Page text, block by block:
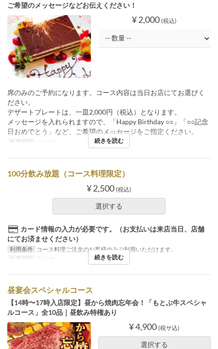
ご希望のメッセージなどお伝えください！
¥ 2,000 (税込)
席のみのご予約になります。コース内容は当日お店にてお選びく
ださい。
デザートプレートは、一皿2,000円（税込）となります。
メッセージを入れられますので、「Happy Birthday ○○」「○○記念
日おめでとう」など、ご希望のメッセージをご指定ください。
食事時間 ディナー 続きを読む
100分飲み放題（コース料理限定）
¥ 2,500 (税込)
選択する
カード情報の入力が必要です。（お支払いは来店当日、店舗
にてお済ませください）
利用条件
コース料理ご注文のお客様のみご利用いただけます。
食事時間
ディナー 続きを読む
昼宴会スペシャルコース
【14時〜17時入店限定】昼から焼肉忘年会！「もとぶ牛スペシャ
ルコース」全10品｜昼飲み特権あり
¥ 4,900 (税サ込)
選択する